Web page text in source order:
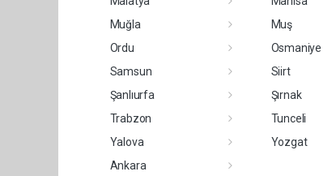
Muğla
Muş
Ordu
Osmaniye
Samsun
Siirt
Şanlıurfa
Şırnak
Trabzon
Tunceli
Yalova
Yozgat
Ankara